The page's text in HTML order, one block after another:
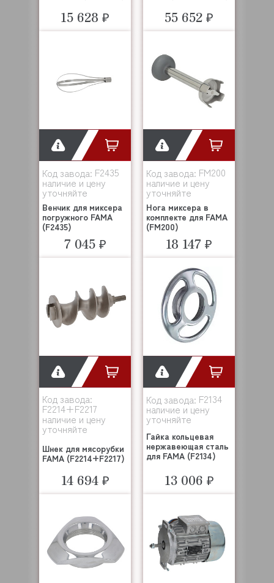
15 628 ₽ 55 652 ₽
Код завода: F2435
наличие и цену
уточняйте
Венчик для миксера
погружного FAMA
(F2435)
7 045 ₽
Код завода: FM200
наличие и цену
уточняйте
Нога миксера в
комплекте для FAMA
(FM200)
18 147 ₽
Код завода:
F2214+F2217
наличие и цену
уточняйте
Шнек для мясорубки
FAMA (F2214+F2217)
14 694 ₽
Код завода: F2134
наличие и цену
уточняйте
Гайка кольцевая
нержавеющая сталь
для FAMA (F2134)
13 006 ₽